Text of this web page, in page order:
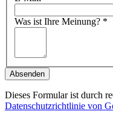
Was ist Ihre Meinung? *
Absenden
Dieses Formular ist durch
Datenschutzrichtlinie von